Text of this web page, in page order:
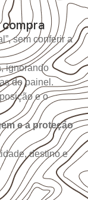
sem conferir a
ignorando
do painel.
e o
e a proteção
destino e